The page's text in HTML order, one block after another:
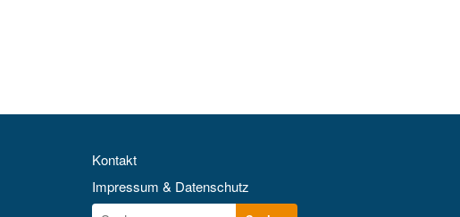
Kontakt
Impressum & Datenschutz